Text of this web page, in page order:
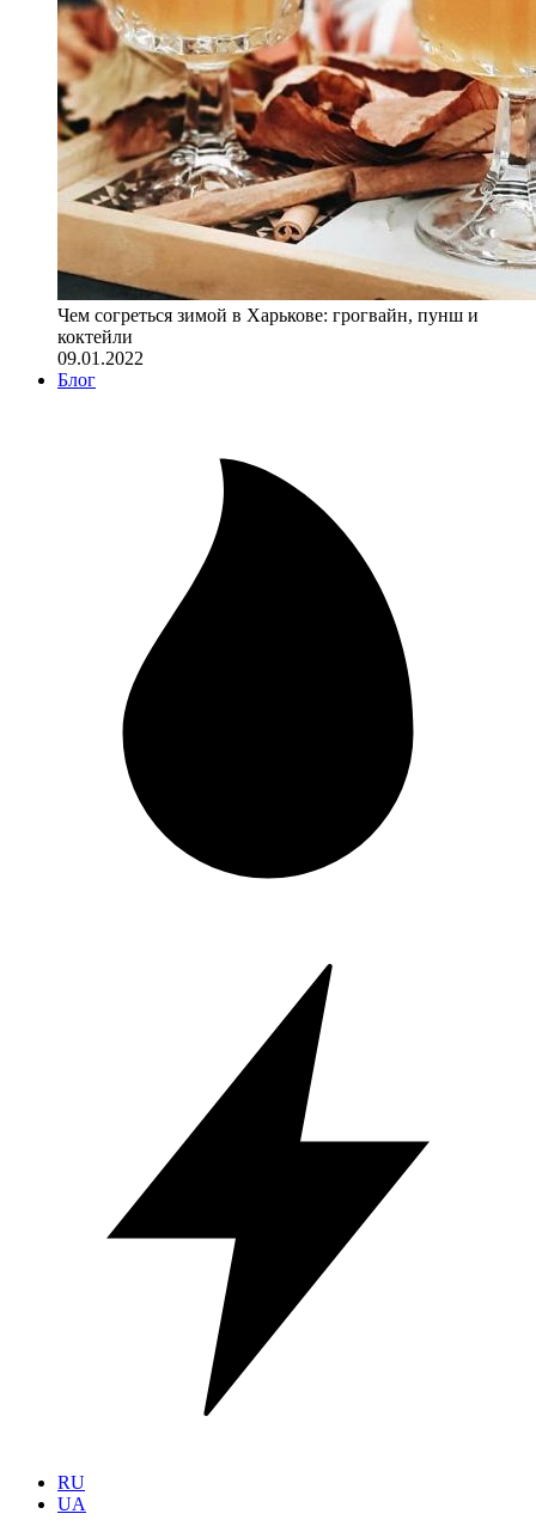
Чем согреться зимой в Харькове: грогвайн, пунш и
коктейли
09.01.2022
Блог
RU
UA